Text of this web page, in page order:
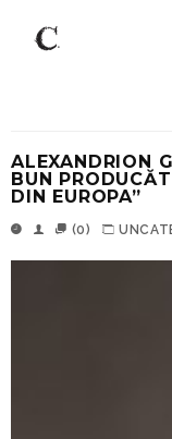
ALEXANDRION
BUN
DIN EUROPA”
(0)